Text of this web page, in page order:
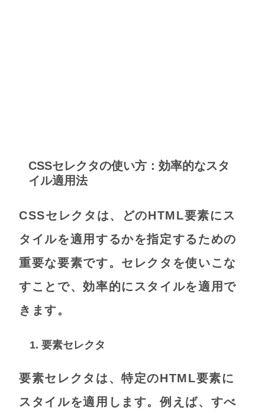
CSSセレクタの使い方：効率的なスタ
イル適用法
CSSセレクタは、どのHTML要素にス
タイルを適用するかを指定するための
重要な要素です。セレクタを使いこな
すことで、効率的にスタイルを適用で
きます。
1. 要素セレクタ
要素セレクタは、特定のHTML要素に
スタイルを適用します。例えば、すべ